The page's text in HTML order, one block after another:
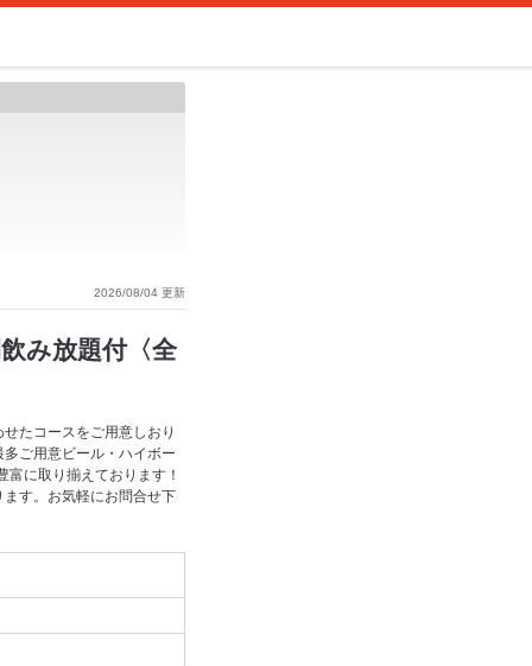
2026/08/04 更新
み放題付〈全
たコースをご用意しおり
ご用意ビール・ハイボー
に取り揃えております！
す。お気軽にお問合せ下